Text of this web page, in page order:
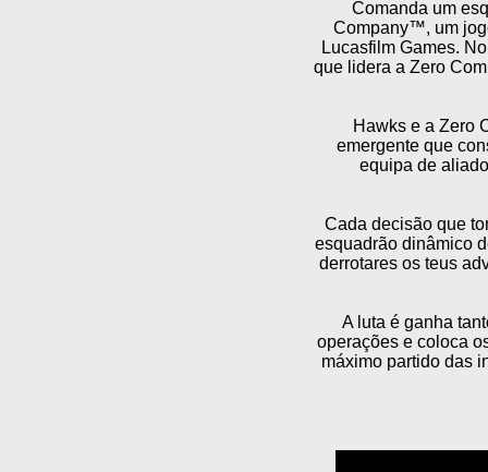
Comanda um
Company™, um
Lucasfilm Games.
que lidera a Zero
Hawks e a Zero
emergente que
equipa de
Cada decisão que
esquadrão dinâmico
derrotares os teus
A luta é ganha
operações e coloca
máximo partido das